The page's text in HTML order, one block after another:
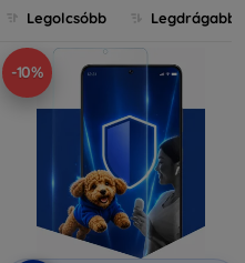
Legolcsóbb Legdrágabb
-10%